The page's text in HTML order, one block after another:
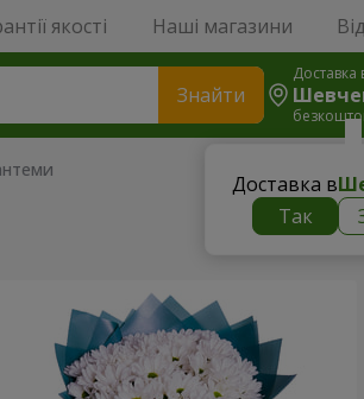
якості Наші магазини
Знайти
Доставка
Доставка в
Так